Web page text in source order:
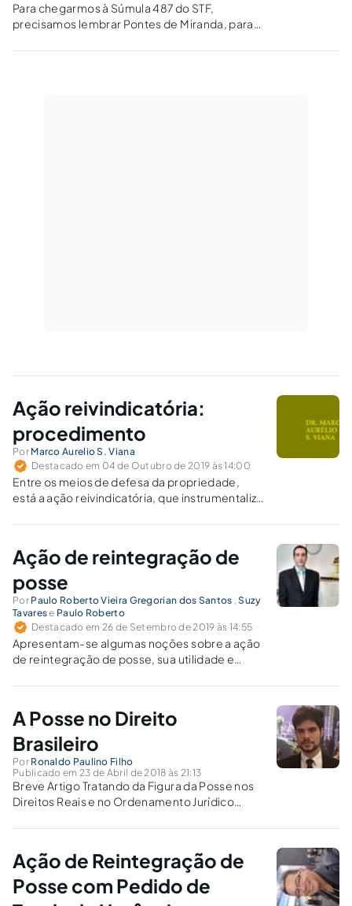
Para chegarmos à Súmula 487 do STF,
precisamos lembrar Pontes de Miranda, para
quem pode ser o dono, e não deve ser julgada
Ação reivindicatória:
procedimento
Por Marco Aurelio S. Viana
Destacado em 04 de Outubro de 2019 às 14:00
Entre os meios de defesa da propriedade,
está a ação reivindicatória, que instrumentaliza
vê privado da posse.
Ação de reintegração de
posse
Por Paulo Roberto Vieira Gregorian dos Santos ,Suzy
Tavarese Paulo Roberto
Destacado em 26 de Setembro de 2019 às 14:55
Apresentam-se algumas noções sobre a ação
de reintegração de posse, sua utilidade e
A Posse no Direito
Brasileiro
Por Ronaldo Paulino Filho
Publicado em 23 de Abril de 2018 às 21:13
Breve Artigo Tratando da Figura da Posse nos
Direitos Reais e no Ordenamento Jurídico
Ação de Reintegração de
Posse com Pedido de